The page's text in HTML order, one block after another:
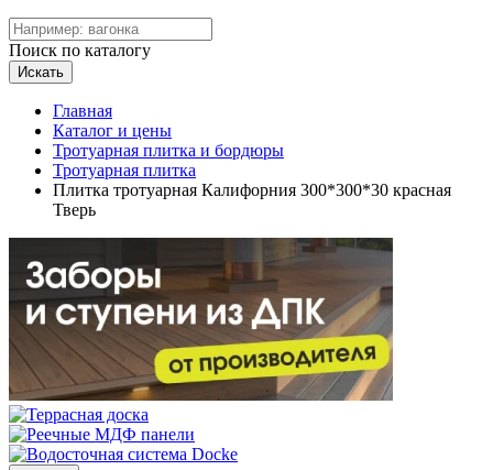
Поиск по каталогу
Искать
Главная
Каталог и цены
Тротуарная плитка и бордюры
Тротуарная плитка
Плитка тротуарная Калифорния 300*300*30 красная
Тверь